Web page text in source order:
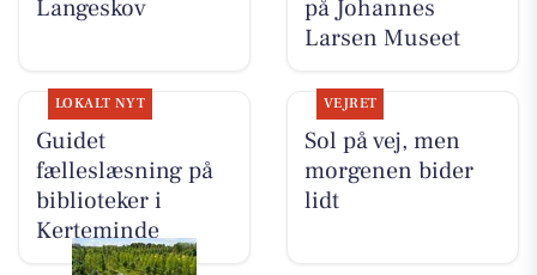
Langeskov
på Johannes
Larsen Museet
LOKALT NYT
Guidet
fælleslæsning på
biblioteker i
Kerteminde
VEJRET
Sol på vej, men
morgenen bider
lidt